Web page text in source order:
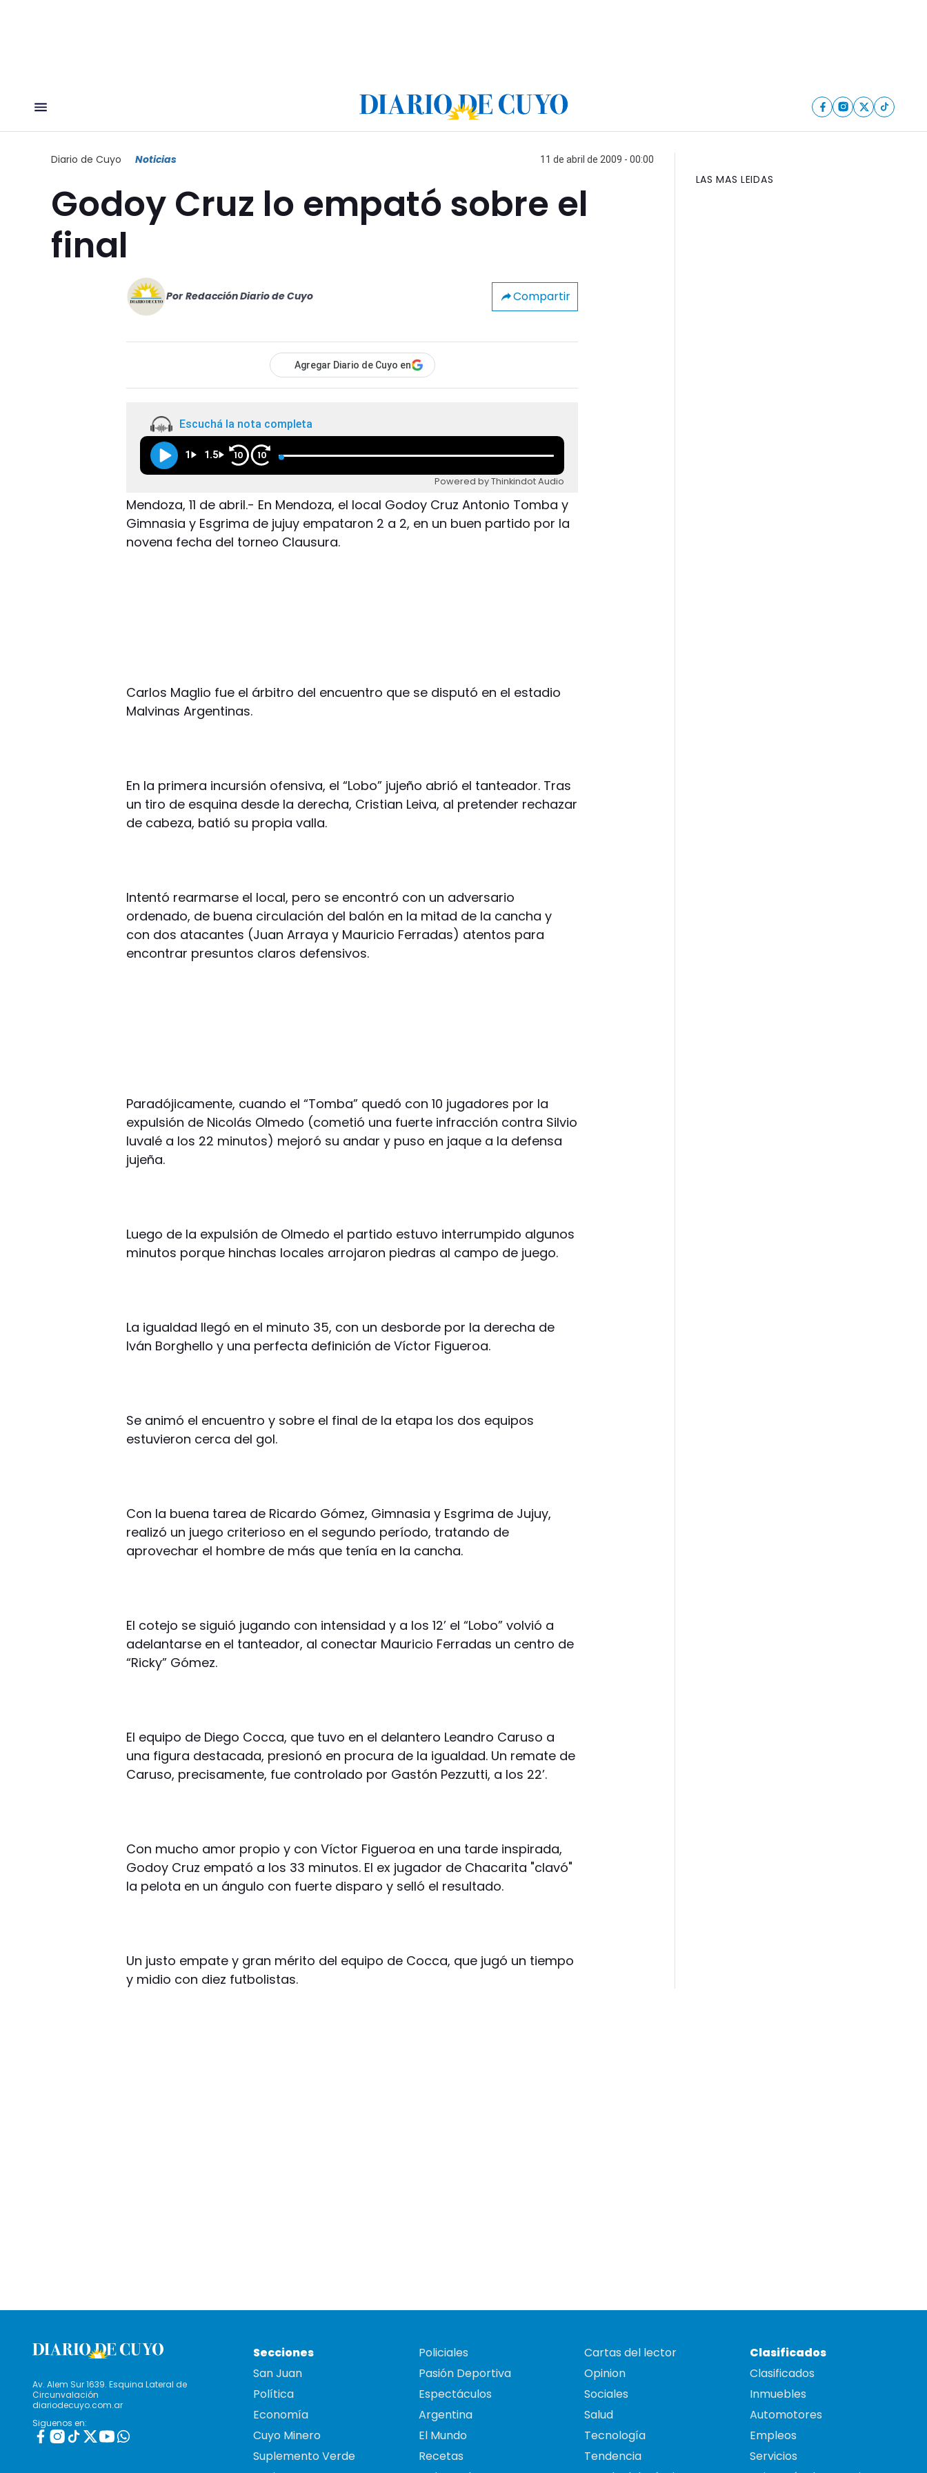
Diario de Cuyo Noticias 11 de abril de 2009 - 00:00
Godoy Cruz lo empató sobre el
final
Por Redacción Diario de Cuyo Compartir
Agregar Diario de Cuyo en
Escuchá la nota completa
1 1.5 10 10
Powered by Thinkindot Audio
Mendoza, 11 de abril.- En Mendoza, el local Godoy Cruz Antonio Tomba y
Gimnasia y Esgrima de jujuy empataron 2 a 2, en un buen partido por la
novena fecha del torneo Clausura.
Carlos Maglio fue el árbitro del encuentro que se disputó en el estadio
Malvinas Argentinas.
En la primera incursión ofensiva, el “Lobo” jujeño abrió el tanteador. Tras
un tiro de esquina desde la derecha, Cristian Leiva, al pretender rechazar
de cabeza, batió su propia valla.
Intentó rearmarse el local, pero se encontró con un adversario
ordenado, de buena circulación del balón en la mitad de la cancha y
con dos atacantes (Juan Arraya y Mauricio Ferradas) atentos para
encontrar presuntos claros defensivos.
Paradójicamente, cuando el “Tomba” quedó con 10 jugadores por la
expulsión de Nicolás Olmedo (cometió una fuerte infracción contra Silvio
Iuvalé a los 22 minutos) mejoró su andar y puso en jaque a la defensa
jujeña.
Luego de la expulsión de Olmedo el partido estuvo interrumpido algunos
minutos porque hinchas locales arrojaron piedras al campo de juego.
La igualdad llegó en el minuto 35, con un desborde por la derecha de
Iván Borghello y una perfecta definición de Víctor Figueroa.
Se animó el encuentro y sobre el final de la etapa los dos equipos
estuvieron cerca del gol.
Con la buena tarea de Ricardo Gómez, Gimnasia y Esgrima de Jujuy,
realizó un juego criterioso en el segundo período, tratando de
aprovechar el hombre de más que tenía en la cancha.
El cotejo se siguió jugando con intensidad y a los 12’ el “Lobo” volvió a
adelantarse en el tanteador, al conectar Mauricio Ferradas un centro de
“Ricky” Gómez.
El equipo de Diego Cocca, que tuvo en el delantero Leandro Caruso a
una figura destacada, presionó en procura de la igualdad. Un remate de
Caruso, precisamente, fue controlado por Gastón Pezzutti, a los 22’.
Con mucho amor propio y con Víctor Figueroa en una tarde inspirada,
Godoy Cruz empató a los 33 minutos. El ex jugador de Chacarita "clavó"
la pelota en un ángulo con fuerte disparo y selló el resultado.
Un justo empate y gran mérito del equipo de Cocca, que jugó un tiempo
y midio con diez futbolistas.
LAS MAS LEIDAS
Av. Alem Sur 1639. Esquina Lateral de
Circunvalación
diariodecuyo.com.ar
Siguenos en:
Secciones
San Juan
Política
Economía
Cuyo Minero
Suplemento Verde
Policiales
Pasión Deportiva
Espectáculos
Argentina
El Mundo
Recetas
Cartas del lector
Opinion
Sociales
Salud
Tecnología
Tendencia
Clasificados
Clasificados
Inmuebles
Automotores
Empleos
Servicios